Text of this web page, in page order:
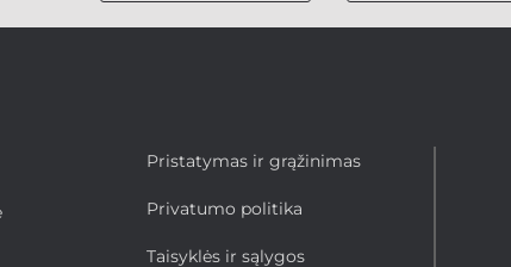
Pristatymas ir grąžinimas
Privatumo politika
Taisyklės ir sąlygos